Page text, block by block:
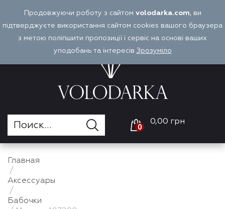
содержимому
RU
Войти
Оплата и доставка
0
0,00 грн
Главная
/
Аксессуары
/
Бабочки
Продовжуючи роботу з сайтом volodarka.com, ви
підтверджуєте використання сайтом cookies вашого браузера
з метою поліпшити пропозиції і сервіс на основі ваших
уподобань та інтересів Зрозуміло